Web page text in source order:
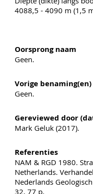
4088,5 - 4090 m (1,5
Oorsprong naam
Geen.
Vorige benaming(en)
Geen.
Gereviewed door
Mark Geluk (2017).
Referenties
NAM & RGD 1980.
Netherlands.
Nederlands
32, 77 p.